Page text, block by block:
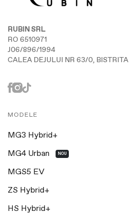
RUBIN SRL
RO 6510971
J06/896/1994
CALEA DEJULUI NR 63/0, BISTRITA
MODELE
MG3 Hybrid+
MG4 Urban NOU
MGS5 EV
ZS Hybrid+
HS Hybrid+